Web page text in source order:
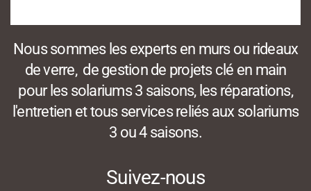
Nous sommes les experts en murs ou rideaux
de verre, de gestion de projets clé en main
pour les solariums 3 saisons, les réparations,
l'entretien et tous services reliés aux solariums
3 ou 4 saisons.
Suivez-nous